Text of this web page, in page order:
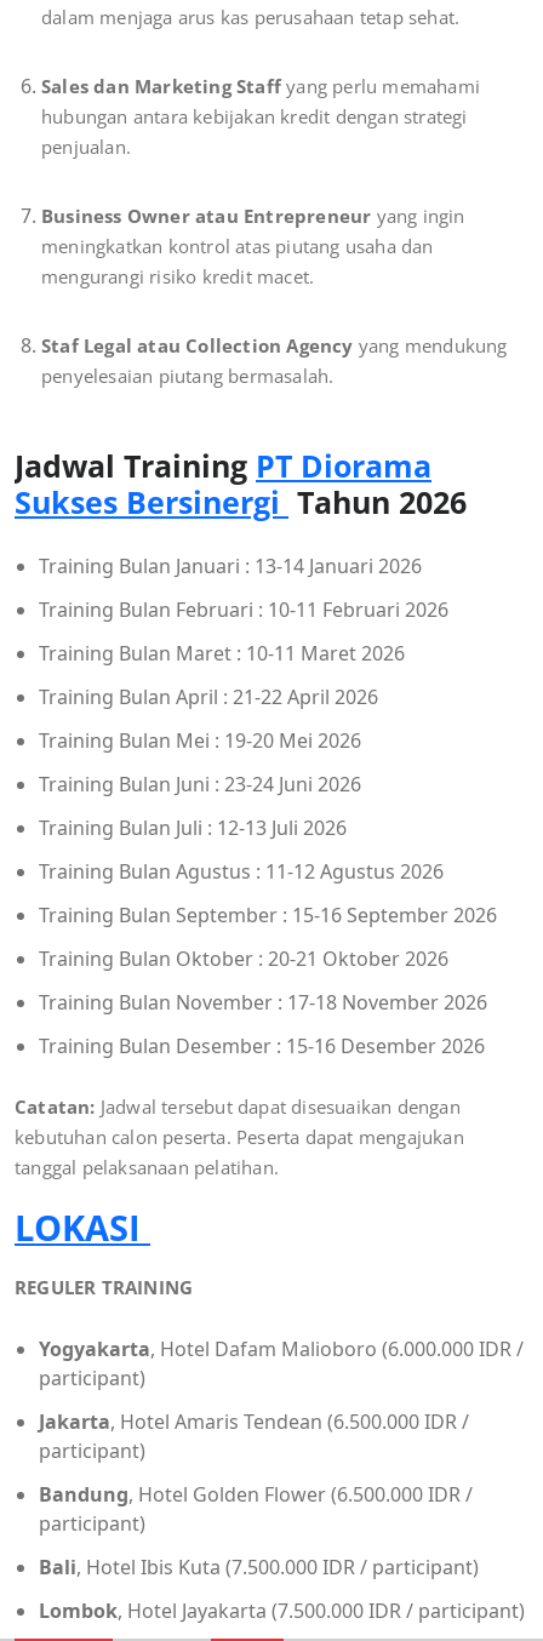
dalam menjaga arus kas perusahaan tetap sehat.
Sales dan Marketing Staffyang perlu memahami
hubungan antara kebijakan kredit dengan strategi
penjualan.
Business Owner atau Entrepreneur yang ingin
meningkatkan kontrol atas piutang usaha dan
mengurangi risiko kredit macet.
Staf Legal atau Collection Agency yang mendukung
penyelesaian piutang bermasalah.
Jadwal Training PT Diorama
Sukses Bersinergi Tahun 2026
Training Bulan Januari : 13-14 Januari 2026
Training Bulan Februari : 10-11 Februari 2026
Training Bulan Maret : 10-11 Maret 2026
Training Bulan April : 21-22 April 2026
Training Bulan Mei : 19-20 Mei 2026
Training Bulan Juni : 23-24 Juni 2026
Training Bulan Juli : 12-13 Juli 2026
Training Bulan Agustus : 11-12 Agustus 2026
Training Bulan September : 15-16 September 2026
Training Bulan Oktober : 20-21 Oktober 2026
Training Bulan November : 17-18 November 2026
Training Bulan Desember : 15-16 Desember 2026
Catatan: Jadwal tersebut dapat disesuaikan dengan
kebutuhan calon peserta. Peserta dapat mengajukan
tanggal pelaksanaan pelatihan.
LOKASI
REGULER TRAINING
Yogyakarta, Hotel Dafam Malioboro (6.000.000 IDR /
participant)
Jakarta, Hotel Amaris Tendean (6.500.000 IDR /
participant)
Bandung, Hotel Golden Flower (6.500.000 IDR /
participant)
Bali, Hotel Ibis Kuta (7.500.000 IDR / participant)
Lombok, Hotel Jayakarta (7.500.000 IDR / participant)